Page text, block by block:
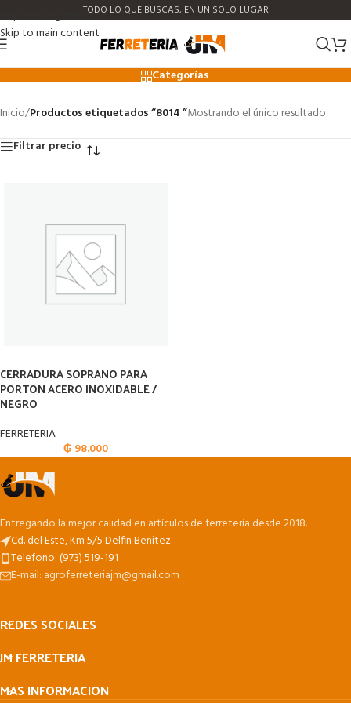
Skip to navigation
Skip to main content
TODO LO QUE BUSCAS, EN UN SOLO LUGAR
8014
Categorías
Inicio/Productos etiquetados “8014 ”Mostrando el único resultado
Filtrar precio
CERRADURA SOPRANO PARA
PORTON ACERO INOXIDABLE /
NEGRO
FERRETERIA
₲ 98.000
Entregando la mejor calidad en artículos de ferretería desde 2018.
Cd. del Este, Km 5/5 Delfin Benitez
Telefono: (973) 519-191
E-mail: agroferreteriajm@gmail.com
REDES SOCIALES
JM FERRETERIA
MAS INFORMACION